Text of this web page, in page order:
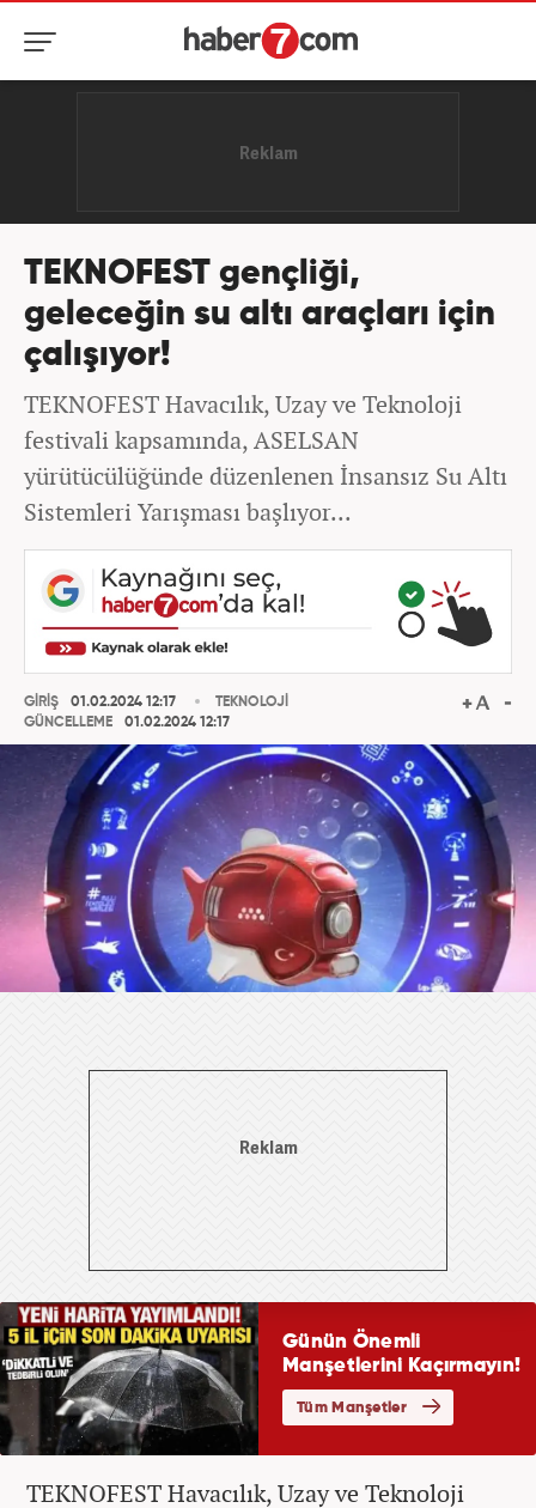
TEKNOFEST gençliği,
geleceğin su altı araçları için
çalışıyor!
TEKNOFEST Havacılık, Uzay ve Teknoloji
festivali kapsamında, ASELSAN
yürütücülüğünde düzenlenen İnsansız Su Altı
Sistemleri Yarışması başlıyor...
GİRİŞ
01.02.2024 12:17
GÜNCELLEME
01.02.2024 12:17
TEKNOLOJİ
TEKNOFEST Havacılık, Uzay ve Teknoloji